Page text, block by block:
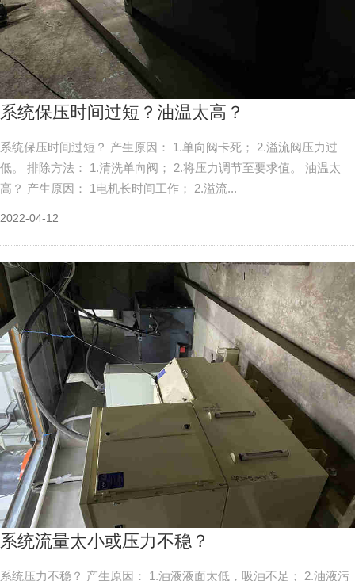
系统保压时间过短？油温太高？
系统保压时间过短？ 产生原因： 1.单向阀卡死； 2.溢流阀压力过
低。 排除方法： 1.清洗单向阀； 2.将压力调节至要求值。 油温太
高？ 产生原因： 1电机长时间工作； 2.溢流...
2022-04-12
系统流量太小或压力不稳？
系统压力不稳？ 产生原因： 1.油液液面太低，吸油不足； 2.油液污